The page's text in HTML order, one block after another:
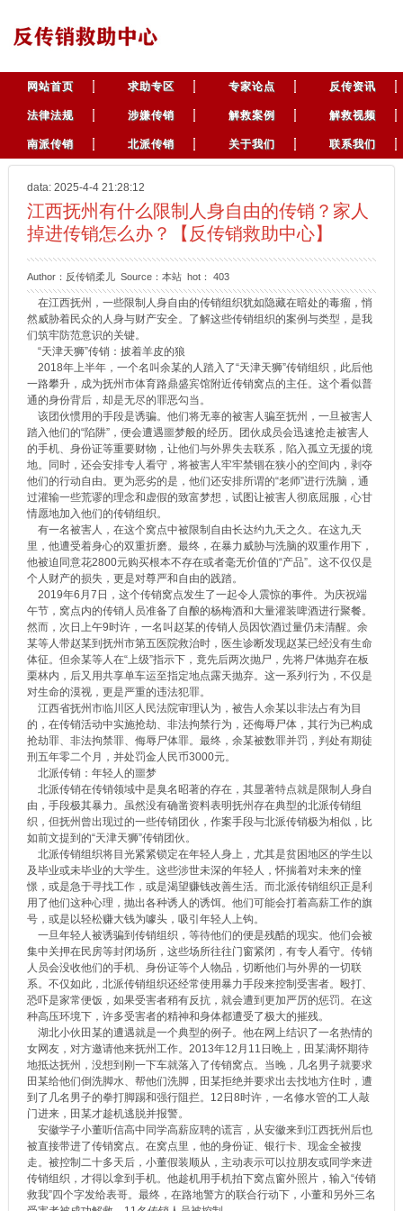
网站首页 求助专区 专家论点 反传资讯
法律法规 涉嫌传销 解救案例 解救视频
南派传销 北派传销 关于我们 联系我们
data: 2025-4-4 21:28:12
江西抚州有什么限制人身自由的传销？家人
掉进传销怎么办？【反传销救助中心】
Author：反传销柔儿 Source：本站 hot： 403
在江西抚州，一些限制人身自由的传销组织犹如隐藏在暗处的毒瘤，悄
然威胁着民众的人身与财产安全。了解这些传销组织的案例与类型，是我
们筑牢防范意识的关键。
“天津天狮”传销：披着羊皮的狼
2018年上半年，一个名叫余某的人踏入了“天津天狮”传销组织，此后他
一路攀升，成为抚州市体育路鼎盛宾馆附近传销窝点的主任。这个看似普
通的身份背后，却是无尽的罪恶勾当。
该团伙惯用的手段是诱骗。他们将无辜的被害人骗至抚州，一旦被害人
踏入他们的“陷阱”，便会遭遇噩梦般的经历。团伙成员会迅速抢走被害人
的手机、身份证等重要财物，让他们与外界失去联系，陷入孤立无援的境
地。同时，还会安排专人看守，将被害人牢牢禁锢在狭小的空间内，剥夺
他们的行动自由。更为恶劣的是，他们还安排所谓的“老师”进行洗脑，通
过灌输一些荒谬的理念和虚假的致富梦想，试图让被害人彻底屈服，心甘
情愿地加入他们的传销组织。
有一名被害人，在这个窝点中被限制自由长达约九天之久。在这九天
里，他遭受着身心的双重折磨。最终，在暴力威胁与洗脑的双重作用下，
他被迫同意花2800元购买根本不存在或者毫无价值的“产品”。这不仅仅是
个人财产的损失，更是对尊严和自由的践踏。
2019年6月7日，这个传销窝点发生了一起令人震惊的事件。为庆祝端
午节，窝点内的传销人员准备了自酿的杨梅酒和大量灌装啤酒进行聚餐。
然而，次日上午9时许，一名叫赵某的传销人员因饮酒过量仍未清醒。余
某等人带赵某到抚州市第五医院救治时，医生诊断发现赵某已经没有生命
体征。但余某等人在“上级”指示下，竟先后两次抛尸，先将尸体抛弃在板
栗林内，后又用共享单车运至指定地点露天抛弃。这一系列行为，不仅是
对生命的漠视，更是严重的违法犯罪。
江西省抚州市临川区人民法院审理认为，被告人余某以非法占有为目
的，在传销活动中实施抢劫、非法拘禁行为，还侮辱尸体，其行为已构成
抢劫罪、非法拘禁罪、侮辱尸体罪。最终，余某被数罪并罚，判处有期徒
刑五年零二个月，并处罚金人民币3000元。
北派传销：年轻人的噩梦
北派传销在传销领域中是臭名昭著的存在，其显著特点就是限制人身自
由，手段极其暴力。虽然没有确凿资料表明抚州存在典型的北派传销组
织，但抚州曾出现过的一些传销团伙，作案手段与北派传销极为相似，比
如前文提到的“天津天狮”传销团伙。
北派传销组织将目光紧紧锁定在年轻人身上，尤其是贫困地区的学生以
及毕业或未毕业的大学生。这些涉世未深的年轻人，怀揣着对未来的憧
憬，或是急于寻找工作，或是渴望赚钱改善生活。而北派传销组织正是利
用了他们这种心理，抛出各种诱人的诱饵。他们可能会打着高薪工作的旗
号，或是以轻松赚大钱为噱头，吸引年轻人上钩。
一旦年轻人被诱骗到传销组织，等待他们的便是残酷的现实。他们会被
集中关押在民房等封闭场所，这些场所往往门窗紧闭，有专人看守。传销
人员会没收他们的手机、身份证等个人物品，切断他们与外界的一切联
系。不仅如此，北派传销组织还经常使用暴力手段来控制受害者。殴打、
恐吓是家常便饭，如果受害者稍有反抗，就会遭到更加严厉的惩罚。在这
种高压环境下，许多受害者的精神和身体都遭受了极大的摧残。
湖北小伙田某的遭遇就是一个典型的例子。他在网上结识了一名热情的
女网友，对方邀请他来抚州工作。2013年12月11日晚上，田某满怀期待
地抵达抚州，没想到刚一下车就落入了传销窝点。当晚，几名男子就要求
田某给他们倒洗脚水、帮他们洗脚，田某拒绝并要求出去找地方住时，遭
到了几名男子的拳打脚踢和强行阻拦。12日8时许，一名修水管的工人敲
门进来，田某才趁机逃脱并报警。
安徽学子小董听信高中同学高薪应聘的谎言，从安徽来到江西抚州后也
被直接带进了传销窝点。在窝点里，他的身份证、银行卡、现金全被搜
走。被控制二十多天后，小董假装顺从，主动表示可以拉朋友或同学来进
传销组织，才得以拿到手机。他趁机用手机拍下窝点窗外照片，输入“传销
救我”四个字发给表哥。最终，在路地警方的联合行动下，小董和另外三名